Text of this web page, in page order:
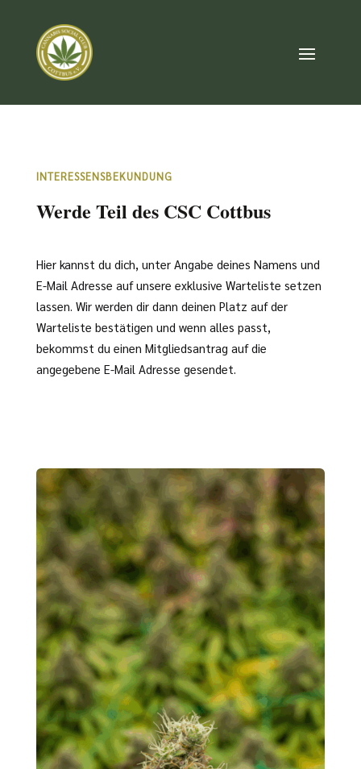
IN­TE­R­ES­SENS­BE­KUN­DUNG
Werde Teil des CSC Cottbus
Hier kannst du dich, unter Angabe deines Namens und
E-Mail Adresse auf unsere exklusive Warteliste setzen
lassen. Wir werden dir dann deinen Platz auf der
Warteliste bestätigen und wenn alles passt,
bekommst du einen Mitgliedsantrag auf die
angegebene E-Mail Adresse gesendet.